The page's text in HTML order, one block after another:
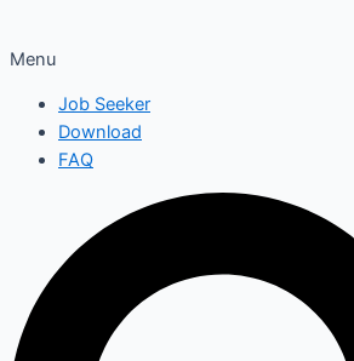
Menu
Job Seeker
Download
FAQ